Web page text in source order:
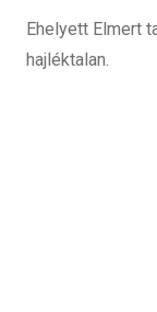
Ehelyett Elmert
hajléktalan.